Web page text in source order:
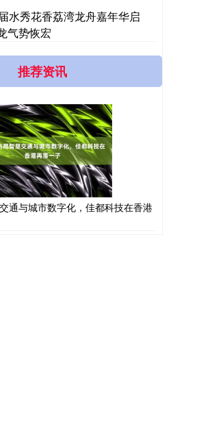
水秀花香荔湾龙舟嘉年华启
气势恢宏
推荐资讯
通与城市数字化，佳都科技在香港